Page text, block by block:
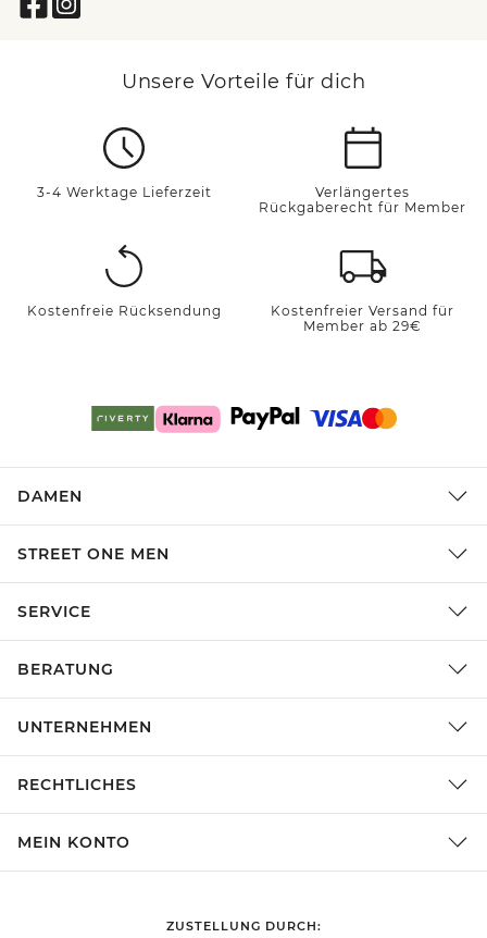
Unsere Vorteile für dich
3-4 Werktage Lieferzeit
Verlängertes
Rückgaberecht für Member
Kostenfreie Rücksendung
Kostenfreier Versand für
Member ab 29€
DAMEN
STREET ONE MEN
SERVICE
BERATUNG
UNTERNEHMEN
RECHTLICHES
MEIN KONTO
ZUSTELLUNG DURCH: